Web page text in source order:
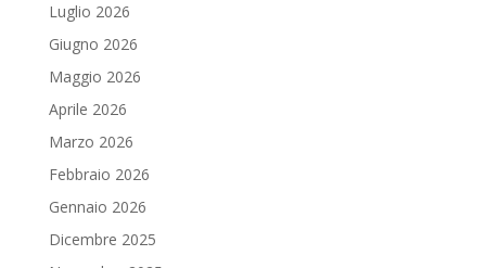
Luglio 2026
Giugno 2026
Maggio 2026
Aprile 2026
Marzo 2026
Febbraio 2026
Gennaio 2026
Dicembre 2025